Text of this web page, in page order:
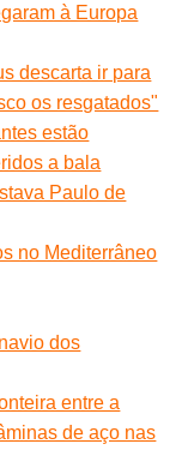
à Europa
descarta ir para
os resgatados"
estão
a bala
Paulo de
no Mediterrâneo
dos
entre a
de aço nas